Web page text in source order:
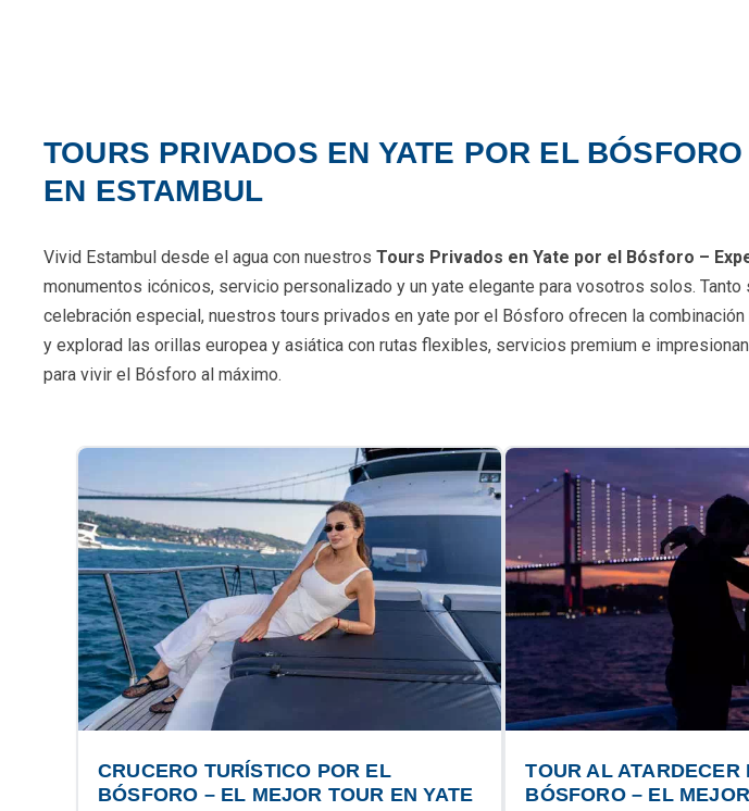
TOURS PRIVADOS EN YATE POR EL
EN ESTAMBUL
Vivid Estambul desde el agua con nuestros Tours Privados en Yate por el Bósforo –
monumentos icónicos, servicio personalizado y un yate elegante para vosotros solos.
celebración especial, nuestros tours privados en yate por el Bósforo ofrecen la
y explorad las orillas europea y asiática con rutas flexibles, servicios premium e
para vivir el Bósforo al máximo.
CRUCERO TURÍSTICO POR EL
BÓSFORO – EL MEJOR TOUR EN YATE
TOUR AL ATARDECER
BÓSFORO – EL